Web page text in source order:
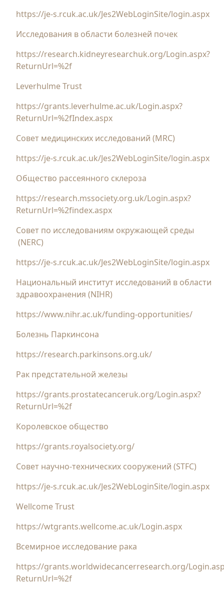
https://je-s.rcuk.ac.uk/Jes2WebLoginSite/login.aspx
Исследования в области болезней почек
https://research.kidneyresearchuk.org/Login.aspx?
ReturnUrl=%2f
Leverhulme Trust
https://grants.leverhulme.ac.uk/Login.aspx?
ReturnUrl=%2fIndex.aspx
Совет медицинских исследований (MRC)
https://je-s.rcuk.ac.uk/Jes2WebLoginSite/login.aspx
Общество рассеянного склероза
https://research.mssociety.org.uk/Login.aspx?
ReturnUrl=%2findex.aspx
Совет по исследованиям окружающей среды
(NERC)
https://je-s.rcuk.ac.uk/Jes2WebLoginSite/login.aspx
Национальный институт исследований в области
здравоохранения (NIHR)
https://www.nihr.ac.uk/funding-opportunities/
Болезнь Паркинсона
https://research.parkinsons.org.uk/
Рак предстательной железы
https://grants.prostatecanceruk.org/Login.aspx?
ReturnUrl=%2f
Королевское общество
https://grants.royalsociety.org/
Совет научно-технических сооружений (STFC)
https://je-s.rcuk.ac.uk/Jes2WebLoginSite/login.aspx
Wellcome Trust
https://wtgrants.wellcome.ac.uk/Login.aspx
Всемирное исследование рака
https://grants.worldwidecancerresearch.org/
ReturnUrl=%2f